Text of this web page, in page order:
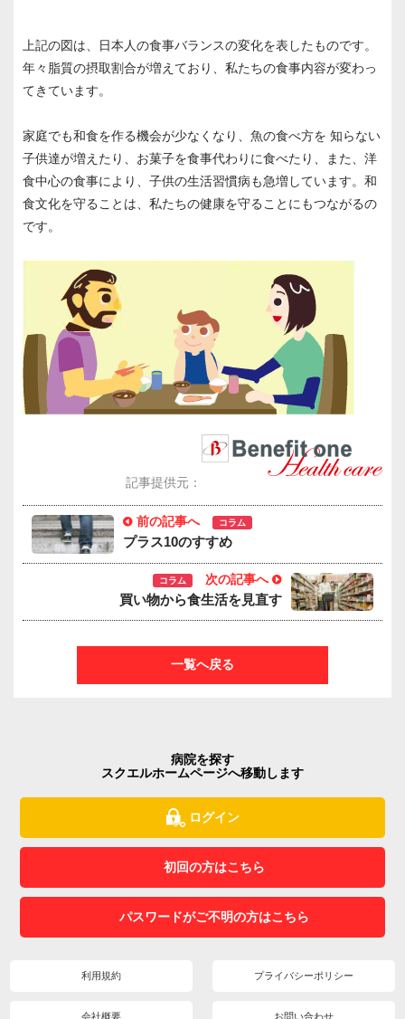
上記の図は、日本人の食事バランスの変化を表したものです。
年々脂質の摂取割合が増えており、私たちの食事内容が変わっ
てきています。
家庭でも和食を作る機会が少なくなり、魚の食べ方を 知らない
子供達が増えたり、お菓子を食事代わりに食べたり、また、洋
食中心の食事により、子供の生活習慣病も急増しています。和
食文化を守ることは、私たちの健康を守ることにもつながるの
です。
記事提供元：
前の記事へ コラム
プラス10のすすめ
コラム 次の記事へ
買い物から食生活を見直す
一覧へ戻る
病院を探す
スクエルホームページへ移動します
ログイン
初回の方はこちら
パスワードがご不明の方はこちら
利用規約 プライバシーポリシー
会社概要 お問い合わせ